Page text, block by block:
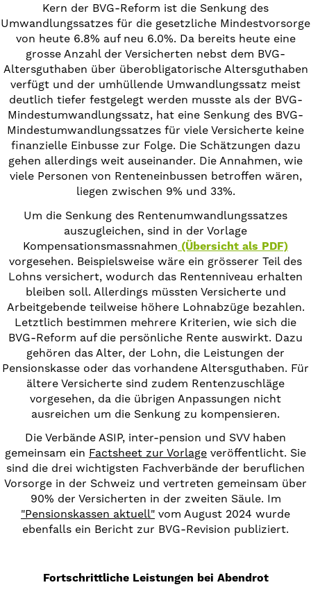
Kern der BVG-Reform ist die Senkung des
Umwandlungssatzes für die gesetzliche Mindestvorsorge
von heute 6.8% auf neu 6.0%. Da bereits heute eine
grosse Anzahl der Versicherten nebst dem BVG-
Altersguthaben über überobligatorische Altersguthaben
verfügt und der umhüllende Umwandlungssatz meist
deutlich tiefer festgelegt werden musste als der BVG-
Mindestumwandlungssatz, hat eine Senkung des BVG-
Mindestumwandlungssatzes für viele Versicherte keine
finanzielle Einbusse zur Folge. Die Schätzungen dazu
gehen allerdings weit auseinander. Die Annahmen, wie
viele Personen von Renteneinbussen betroffen wären,
liegen zwischen 9% und 33%.
Um die Senkung des Rentenumwandlungssatzes
auszugleichen, sind in der Vorlage
Kompensationsmassnahmen (Übersicht als PDF)
vorgesehen. Beispielsweise wäre ein grösserer Teil des
Lohns versichert, wodurch das Rentenniveau erhalten
bleiben soll. Allerdings müssten Versicherte und
Arbeitgebende teilweise höhere Lohnabzüge bezahlen.
Letztlich bestimmen mehrere Kriterien, wie sich die
BVG-Reform auf die persönliche Rente auswirkt. Dazu
gehören das Alter, der Lohn, die Leistungen der
Pensionskasse oder das vorhandene Altersguthaben. Für
ältere Versicherte sind zudem Rentenzuschläge
vorgesehen, da die übrigen Anpassungen nicht
ausreichen um die Senkung zu kompensieren.
Die Verbände ASIP, inter-pension und SVV haben
gemeinsam ein Factsheet zur Vorlage veröffentlicht. Sie
sind die drei wichtigsten Fachverbände der beruflichen
Vorsorge in der Schweiz und vertreten gemeinsam über
90% der Versicherten in der zweiten Säule. Im
"Pensionskassen aktuell" vom August 2024 wurde
ebenfalls ein Bericht zur BVG-Revision publiziert.
Fortschrittliche Leistungen bei Abendrot